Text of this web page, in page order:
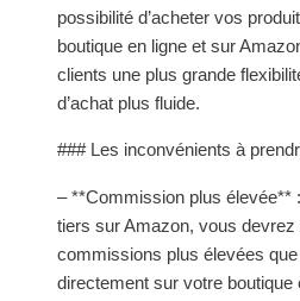
possibilité d’acheter vos
boutique en ligne et sur
clients une plus grande
d’achat plus fluide.
### Les inconvénients à
– **Commission plus élevée**
tiers sur Amazon, vous devrez
commissions plus élevées
directement sur votre boutique